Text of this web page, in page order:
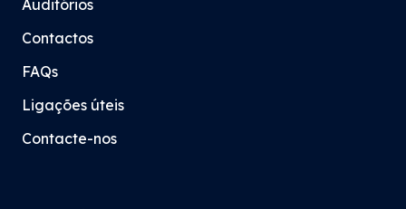
Auditórios
Contactos
FAQs
Ligações úteis
Contacte-nos